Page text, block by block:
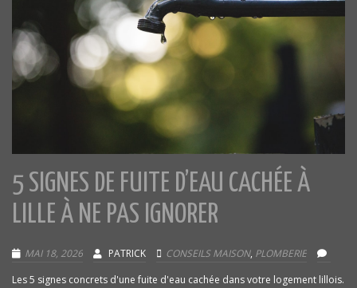
5 SIGNES DE FUITE D’EAU CACHÉE À
LILLE À NE PAS IGNORER
MAI 18, 2026 PATRICK CONSEILS MAISON, PLOMBERIE
Les 5 signes concrets d'une fuite d'eau cachée dans votre logement lillois.